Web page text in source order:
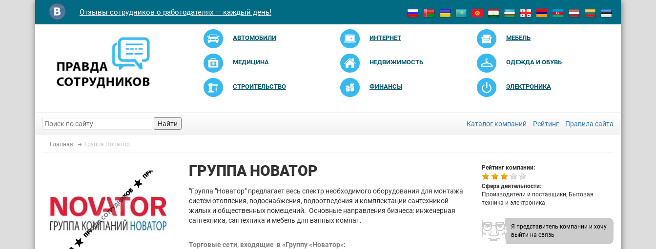
Отзывы сотрудников о работодателях — каждый день!
АВТОМОБИЛИ ИНТЕРНЕТ МЕБЕЛЬ
МЕДИЦИНА НЕДВИЖИМОСТЬ ОДЕЖДА И ОБУВЬ
СТРОИТЕЛЬСТВО ФИНАНСЫ ЭЛЕКТРОНИКА
Найти Каталог компаний Рейтинг Правила сайта
Главная Группа Новатор
Рейтинг компании:
Сфера деятельности:
Производители и поставщики, Бытовая
техника и электроника
Я представитель компании и хочу
выйти на связь
ГРУППА НОВАТОР
"Группа "Новатор" предлагает весь спектр необходимого оборудования для монтажа
систем отопления, водоснабжения, водоотведения и комплектации сантехникой
жилых и общественных помещений. Основные направления бизнеса: инженерная
сантехника, сантехника и мебель для ванных комнат.
Торговые сети, входящие в «Группу «Новатор»: